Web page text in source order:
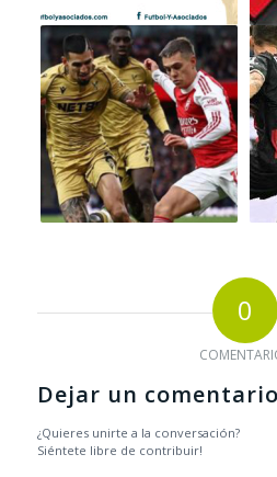
0
Dejar un comentario
¿Quieres unirte a la conversación?
Siéntete libre de contribuir!